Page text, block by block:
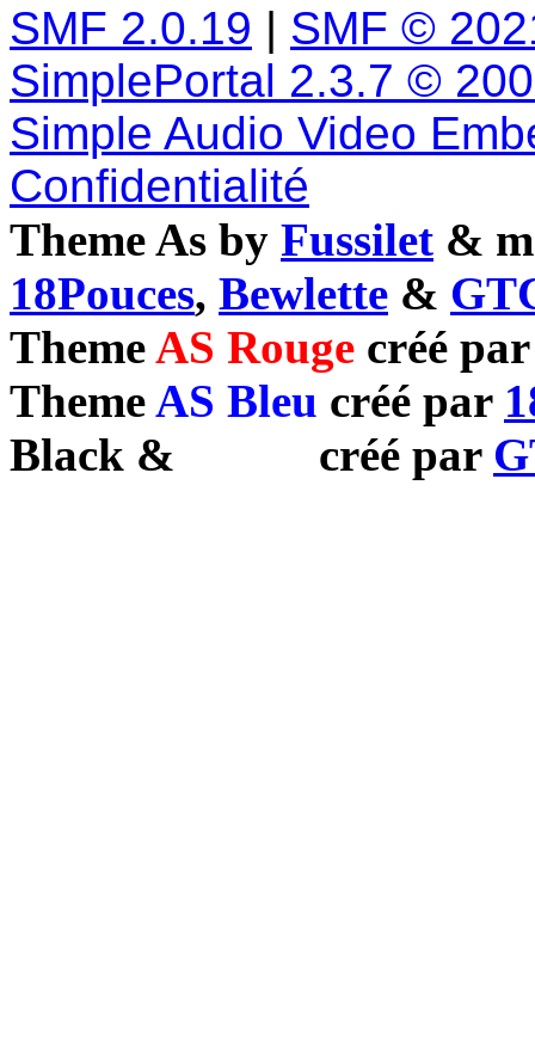
SMF 2.0.19 | SMF ©
SimplePortal 2.3.7 ©
Simple Audio Video
Confidentialité
Theme As by Fussilet &
18Pouces, Bewlette &
ThemeAS Rouge créé
ThemeAS Bleu créé par
Black & créé par